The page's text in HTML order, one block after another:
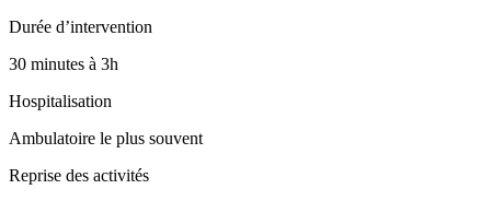
Durée d’intervention
30 minutes à 3h
Hospitalisation
Ambulatoire le plus souvent
Reprise des activités